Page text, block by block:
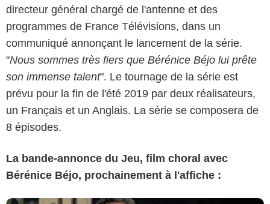
directeur général chargé de l'antenne et des
programmes de France Télévisions, dans un
communiqué annonçant le lancement de la série.
"Nous sommes très fiers que Bérénice Béjo lui prête
son immense talent". Le tournage de la série est
prévu pour la fin de l'été 2019 par deux réalisateurs,
un Français et un Anglais. La série se composera de
8 épisodes.
La bande-annonce du Jeu, film choral avec
Bérénice Béjo, prochainement à l'affiche :